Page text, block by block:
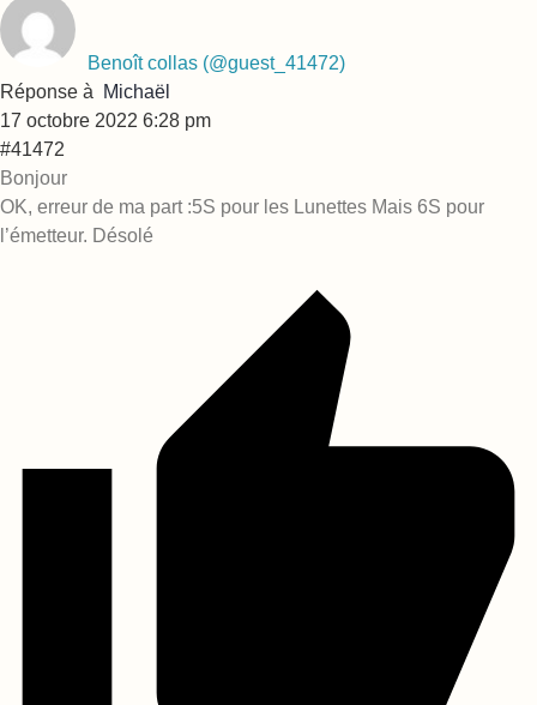
Benoît collas (@guest_41472)
Réponse à
Michaël
17 octobre 2022 6:28 pm
#41472
Bonjour
OK, erreur de ma part :5S pour les Lunettes Mais 6S pour
l’émetteur. Désolé